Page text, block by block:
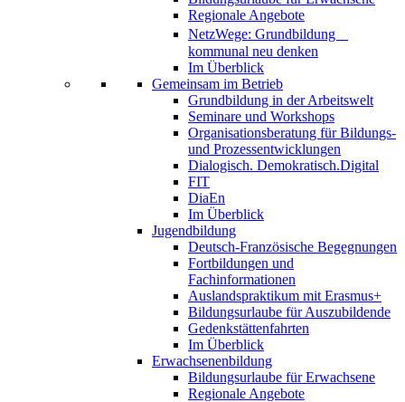
Regionale Angebote
NetzWege: Grundbildung
kommunal neu denken
Im Überblick
Gemeinsam im Betrieb
Grundbildung in der Arbeitswelt
Seminare und Workshops
Organisationsberatung für Bildungs-
und Prozessentwicklungen
Dialogisch. Demokratisch.Digital
FIT
DiaEn
Im Überblick
Jugendbildung
Deutsch-Französische Begegnungen
Fortbildungen und
Fachinformationen
Auslandspraktikum mit Erasmus+
Bildungsurlaube für Auszubildende
Gedenkstättenfahrten
Im Überblick
Erwachsenenbildung
Bildungsurlaube für Erwachsene
Regionale Angebote